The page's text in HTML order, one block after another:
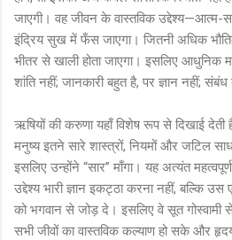
जाएगी। वह जीवन के वास्तविक उद्देश्य—आत्म-
इंद्रिय सुख में फँस जाएगा। जितनी अधिक
भीतर से खाली होता जाएगा। इसलिए आधुनिक
शांति नहीं; जानकारी बहुत है, पर ज्ञान नहीं;
ऋषियों की करुणा यहाँ विशेष रूप से दिखाई
मनुष्य इतने सारे शास्त्रों, नियमों और जटिल
इसलिए उन्होंने “सार” माँगा। यह अत्यंत
उद्देश्य भारी ज्ञान इकट्ठा करना नहीं, बल्कि
को भगवान से जोड़ दे। इसलिए वे सूत
सभी जीवों का वास्तविक कल्याण हो सके और